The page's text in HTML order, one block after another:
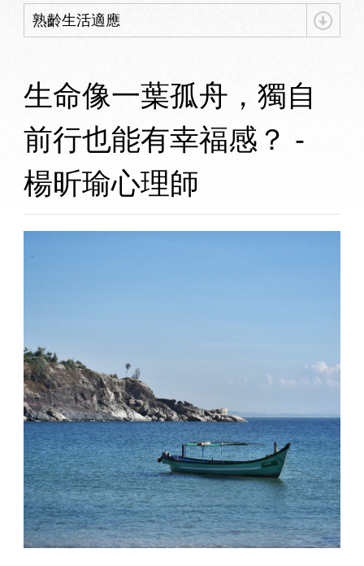
熟齡生活適應
​生命像一葉孤舟，獨自
前行也能有幸福感？ -
楊昕瑜心理師